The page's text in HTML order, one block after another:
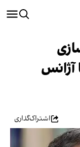
آژانس
اشتراک‌گذاری